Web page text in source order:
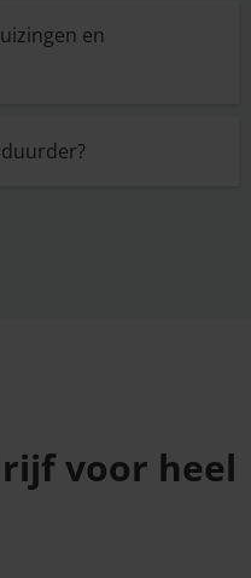
en
voor heel